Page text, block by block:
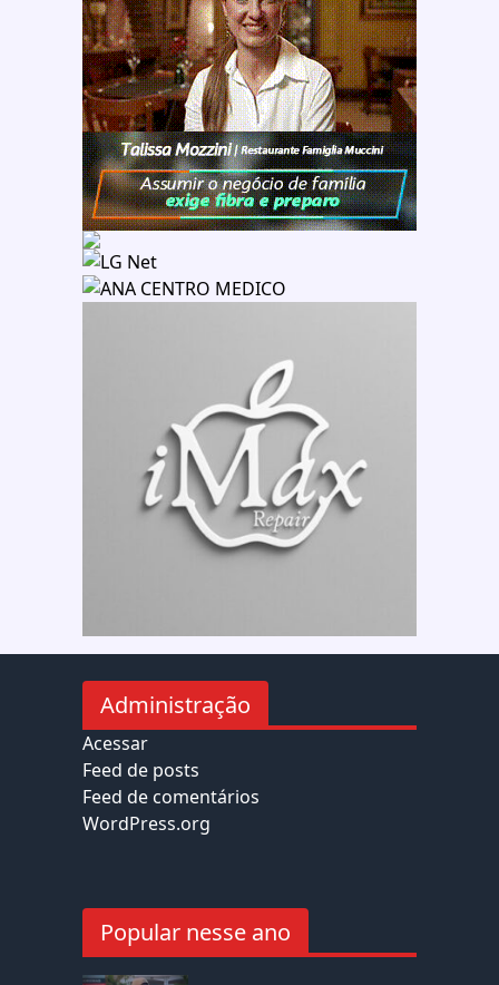
Administração
Acessar
Feed de posts
Feed de comentários
WordPress.org
Popular nesse ano